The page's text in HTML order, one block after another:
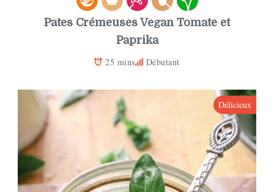
Pâtes Crémeuses Vegan Tomate et
Paprika
25 mins Débutant
Délicieux